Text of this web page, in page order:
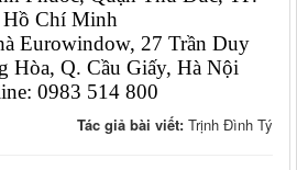
Hồ Chí Minh
Eurowindow, 27 Trần Duy
Hòa, Q. Cầu Giấy, Hà Nội
0983 514 800
Tác giả bài viết: Trịnh Đình Tý